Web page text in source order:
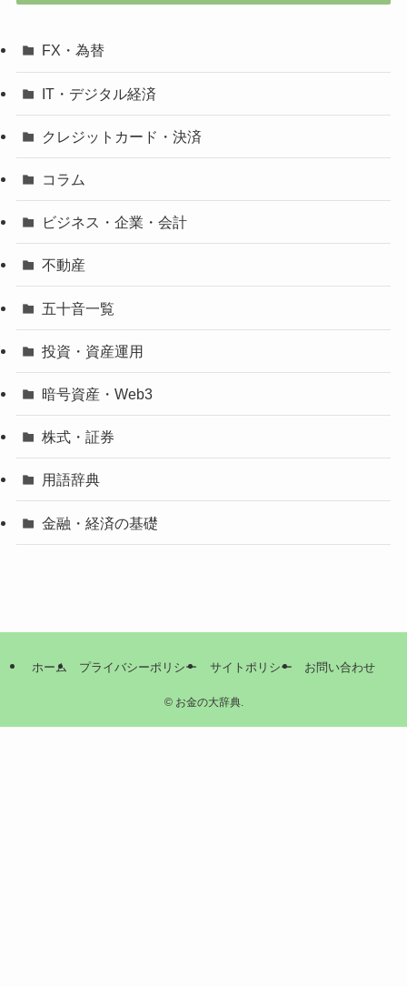
FX・為替
IT・デジタル経済
クレジットカード・決済
コラム
ビジネス・企業・会計
不動産
五十音一覧
投資・資産運用
暗号資産・Web3
株式・証券
用語辞典
金融・経済の基礎
ホーム プライバシーポリシー サイトポリシー お問い合わせ
©お金の大辞典.